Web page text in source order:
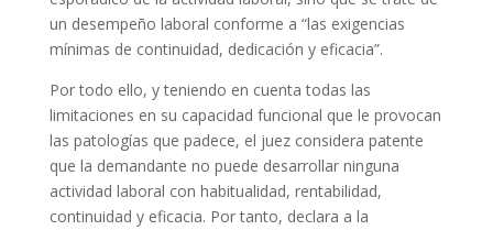
un desempeño laboral conforme a “las exigencias
mínimas de continuidad, dedicación y eficacia”.
Por todo ello, y teniendo en cuenta todas las
limitaciones en su capacidad funcional que le provocan
las patologías que padece, el juez considera patente
que la demandante no puede desarrollar ninguna
actividad laboral con habitualidad, rentabilidad,
continuidad y eficacia. Por tanto, declara a la